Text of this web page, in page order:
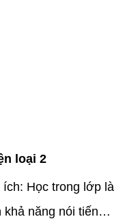
loại 2
Học trong lớp là
khả năng nói tiếng